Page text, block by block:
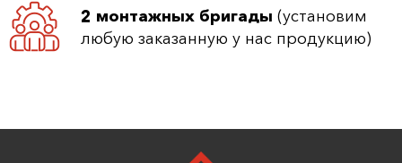
2 монтажных бригады (установим
любую заказанную у нас продукцию)